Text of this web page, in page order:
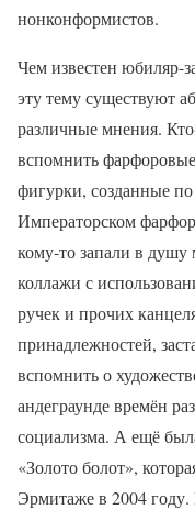
нонконформистов.
Чем известен юбиляр-
эту тему существуют
различные мнения.
вспомнить
фигурки, созданные по
Императорском
кому-то запали в
коллажи с
ручек и прочих
принадлежностей,
вспомнить о
андеграунде времён
социализма. А ещё
«Золото болот»,
Эрмитаже в 2004